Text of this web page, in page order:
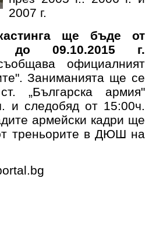
2007 г.
ще бъде от
до 09.10.2015 г.
официалният
Заниманията ще се
„Българска армия"
и следобяд от 15:00ч.
армейски кадри ще
треньорите в ДЮШ на